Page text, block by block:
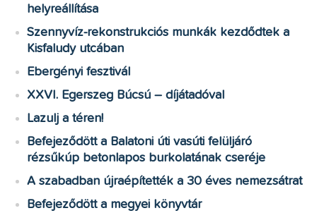
helyreállítása
Szennyvíz-rekonstrukciós munkák kezdődtek a
Kisfaludy utcában
Ebergényi fesztivál
XXVI. Egerszeg Búcsú – díjátadóval
Lazulj a téren!
Befejeződött a Balatoni úti vasúti felüljáró
rézsűkúp betonlapos burkolatának cseréje
A szabadban újraépítették a 30 éves nemezsátrat
Befejeződött a megyei könyvtár